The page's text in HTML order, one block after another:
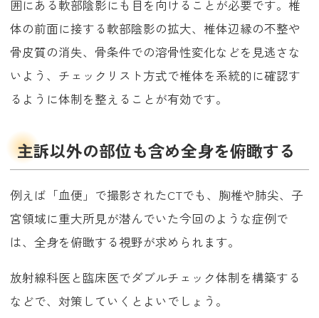
囲にある軟部陰影にも目を向けることが必要です。椎
体の前面に接する軟部陰影の拡大、椎体辺縁の不整や
骨皮質の消失、骨条件での溶骨性変化などを見逃さな
いよう、チェックリスト方式で椎体を系統的に確認す
るように体制を整えることが有効です。
主訴以外の部位も含め全身を俯瞰する
例えば「血便」で撮影されたCTでも、胸椎や肺尖、子
宮領域に重大所見が潜んでいた今回のような症例で
は、全身を俯瞰する視野が求められます。
放射線科医と臨床医でダブルチェック体制を構築する
などで、対策していくとよいでしょう。